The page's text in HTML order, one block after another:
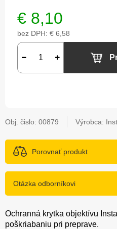
€ 8,10
bez DPH: € 6,58
Obj. čislo: 00879 Výrobca:
Porovnať produkt
Otázka odborníkovi
Ochranná krytka objektívu
poškriabaniu pri preprave.